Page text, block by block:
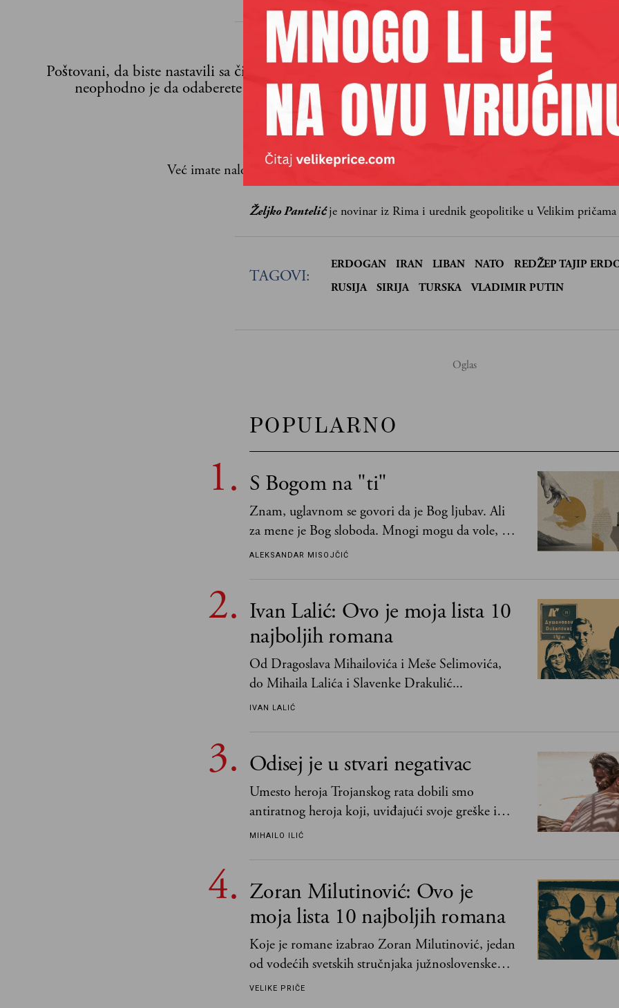
Poštovani, da biste nastavili sa čitanjem naših premium sadržaja,
neophodno je da odaberete jedan od planova pretplate.
Pretplata
Već imate nalog? Ulogujte se
Željko Pantelićje novinar iz Rima i urednik geopolitike u Velikim pričama
TAGOVI:
ERDOGAN IRAN LIBAN NATO
REDŽEP TAJIP
RUSIJA
SIRIJA TURSKA VLADIMIR PUTIN
POPULARNO
S Bogom na "ti"
Znam, uglavnom se govori da je Bog ljubav. Ali
za mene je Bog sloboda. Mnogi mogu da vole, a
tek retki mogu da podnesu slobodu
ALEKSANDAR MISOJČIĆ
Ivan Lalić: Ovo je moja lista 10
najboljih romana
Od Dragoslava Mihailovića i Meše Selimovića,
do Mihaila Lalića i Slavenke Drakulić...
IVAN LALIĆ
Odisej je u stvari negativac
Umesto heroja Trojanskog rata dobili smo
antiratnog heroja koji, uviđajući svoje greške i
učeći na njima, shvata da postoje stvari koje su
MIHAILO ILIĆ
Zoran Milutinović: Ovo je
moja lista 10 najboljih romana
Koje je romane izabrao Zoran Milutinović, jedan
od vodećih svetskih stručnjaka južnoslovenske
književnosti
VELIKE PRIČE